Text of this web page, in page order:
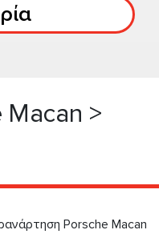
Macan >
Porsche Macan